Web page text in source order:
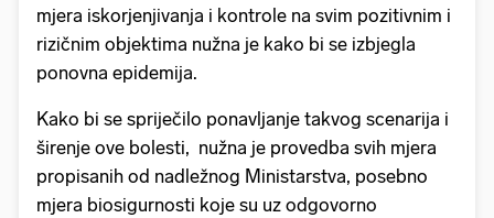
mjera iskorjenjivanja i kontrole na svim pozitivnim i
rizičnim objektima nužna je kako bi se izbjegla
ponovna epidemija.
Kako bi se spriječilo ponavljanje takvog scenarija i
širenje ove bolesti, nužna je provedba svih mjera
propisanih od nadležnog Ministarstva, posebno
mjera biosigurnosti koje su uz odgovorno